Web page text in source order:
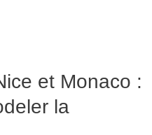
et Monaco :
la